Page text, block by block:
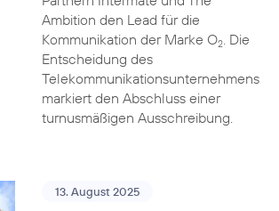
Ambition den Lead für die
Kommunikation der Marke O2. Die
Entscheidung des
Telekommunikationsunternehmens
markiert den Abschluss einer
turnusmäßigen Ausschreibung.
13. August 2025